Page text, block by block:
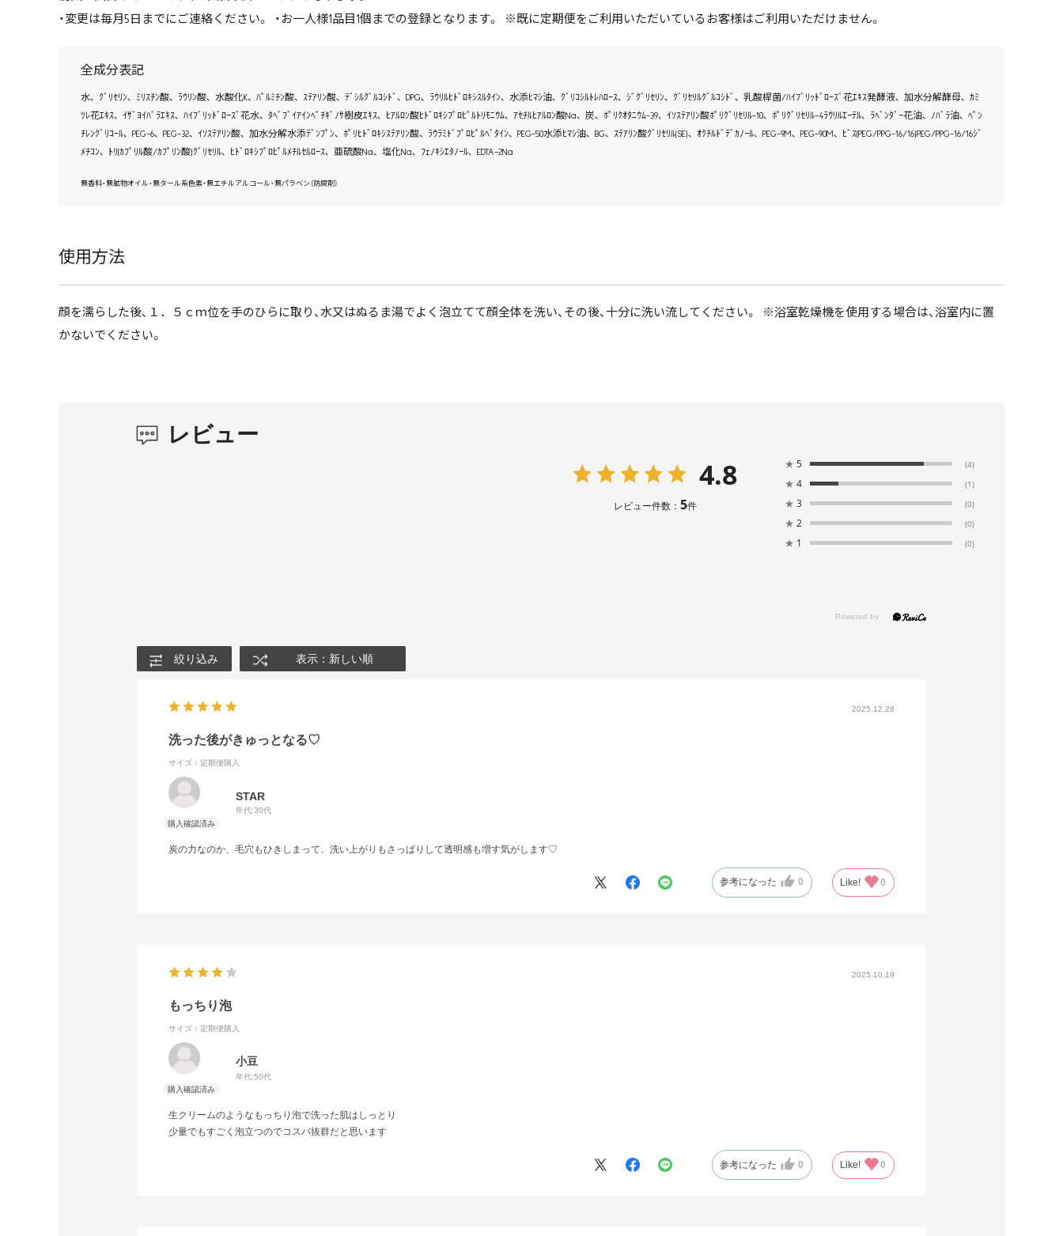
・変更は毎月5日までにご連絡ください。 ・お一人様1品目1個までの登録となります。 ※既に定期便をご利用いただいているお客様はご利用いただけません。
全成分表記
水､ ｸﾞﾘｾﾘﾝ､ ﾐﾘｽﾁﾝ酸､ ﾗｳﾘﾝ酸､ 水酸化K､ ﾊﾟﾙﾐﾁﾝ酸､ ｽﾃｱﾘﾝ酸､ ﾃﾞｼﾙｸﾞﾙｺｼﾄﾞ､ DPG､ ﾗｳﾘﾙﾋﾄﾞﾛｷｼｽﾙﾀｲﾝ､ 水添ﾋﾏｼ油､ ｸﾞﾘｺｼﾙﾄﾚﾊﾛｰｽ､ ｼﾞｸﾞﾘｾﾘﾝ､ ｸﾞﾘｾﾘﾙｸﾞﾙｺｼﾄﾞ､ 乳酸桿菌/ﾊｲﾌﾞﾘｯﾄﾞﾛｰｽﾞ花ｴｷｽ発酵液､ 加水分解酵母､ ｶﾐ
ﾂﾚ花ｴｷｽ､ ｲｻﾞﾖｲﾊﾞﾗｴｷｽ､ ﾊｲﾌﾞﾘｯﾄﾞﾛｰｽﾞ花水､ ﾀﾍﾞﾌﾞｲｱｲﾝﾍﾟﾁｷﾞﾉｻ樹皮ｴｷｽ､ ﾋｱﾙﾛﾝ酸ﾋﾄﾞﾛｷｼﾌﾟﾛﾋﾟﾙﾄﾘﾓﾆｳﾑ､ ｱｾﾁﾙﾋｱﾙﾛﾝ酸Na､ 炭､ ﾎﾟﾘｸｵﾀﾆｳﾑ-39､ ｲｿｽﾃｱﾘﾝ酸ﾎﾟﾘｸﾞﾘｾﾘﾙ-10､ ﾎﾟﾘｸﾞﾘｾﾘﾙ-4ﾗｳﾘﾙｴｰﾃﾙ､ ﾗﾍﾞﾝﾀﾞｰ花油､ ﾉﾊﾞﾗ油､ ﾍﾟﾝ
ﾁﾚﾝｸﾞﾘｺｰﾙ､ PEG-6､ PEG-32､ ｲｿｽﾃｱﾘﾝ酸､ 加水分解水添ﾃﾞﾝﾌﾟﾝ､ ﾎﾟﾘﾋﾄﾞﾛｷｼｽﾃｱﾘﾝ酸､ ﾗｳﾗﾐﾄﾞﾌﾟﾛﾋﾟﾙﾍﾞﾀｲﾝ､ PEG-50水添ﾋﾏｼ油､ BG､ ｽﾃｱﾘﾝ酸ｸﾞﾘｾﾘﾙ(SE)､ ｵｸﾁﾙﾄﾞﾃﾞｶﾉｰﾙ､ PEG-9M､ PEG-90M､ ﾋﾞｽ(PEG/PPG-16/16)PEG/PPG-16/16ｼﾞ
ﾒﾁｺﾝ､ ﾄﾘ(ｶﾌﾟﾘﾙ酸/ｶﾌﾟﾘﾝ酸)ｸﾞﾘｾﾘﾙ､ ﾋﾄﾞﾛｷｼﾌﾟﾛﾋﾟﾙﾒﾁﾙｾﾙﾛｰｽ､ 亜硫酸Na､ 塩化Na､ ﾌｪﾉｷｼｴﾀﾉｰﾙ､ EDTA-2Na
無香料・無鉱物オイル・無タール系色素・無エチルアルコール・無パラベン（防腐剤）
使用方法
顔を濡らした後、１．５ｃｍ位を手のひらに取り、水又はぬるま湯でよく泡立てて顔全体を洗い、その後、十分に洗い流してください。 ※浴室乾燥機を使用する場合は、浴室内に置
かないでください。
レビュー
4.8
レビュー件数： 5件
★ 5 (4)
★ 4 (1)
★ 3 (0)
★ 2 (0)
★ 1 (0)
絞り込み 表示：新しい順
2025.12.28
洗った後がきゅっとなる♡
サイズ：定期便購入
STAR
年代:30代
炭の力なのか、毛穴もひきしまって、洗い上がりもさっぱりして透明感も増す気がします♡
参考になった 0 Like! 0
2025.10.19
もっちり泡
サイズ：定期便購入
小豆
年代:50代
生クリームのようなもっちり泡で洗った肌はしっとり
少量でもすごく泡立つのでコスパ抜群だと思います
参考になった 0 Like! 0